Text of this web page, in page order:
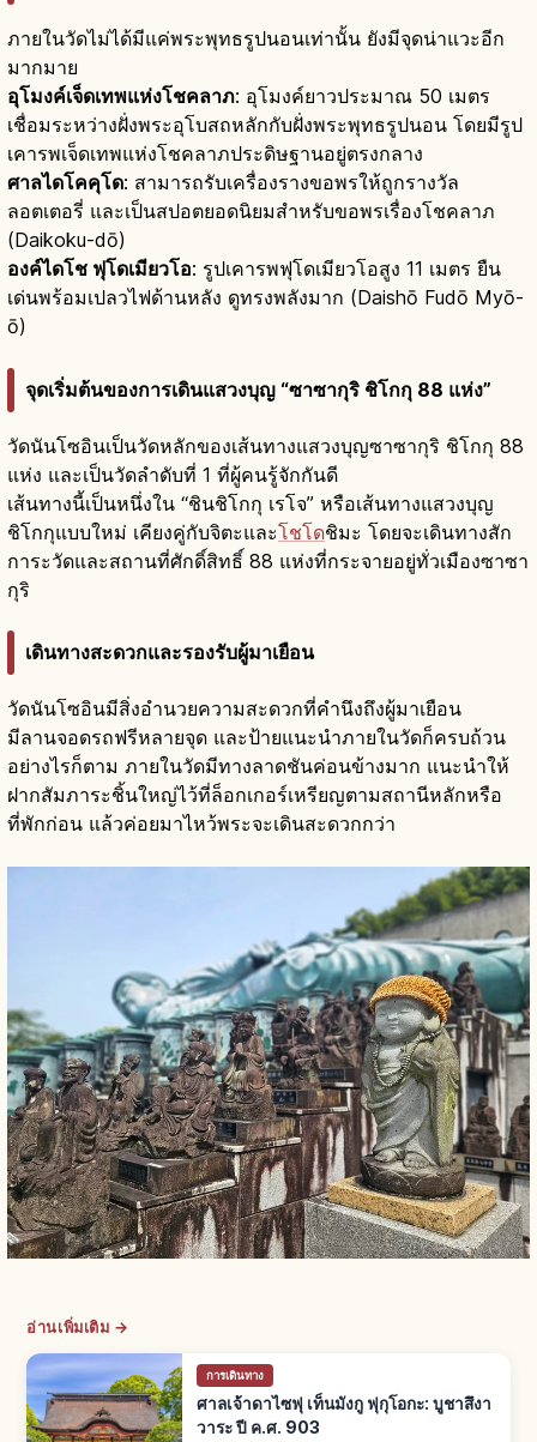
ภายในวัดไม่ได้มีแค่พระพุทธรูปนอนเท่านั้น ยังมีจุดน่าแวะอีก
มากมาย
อุโมงค์เจ็ดเทพแห่งโชคลาภ: อุโมงค์ยาวประมาณ 50 เมตร
เชื่อมระหว่างฝั่งพระอุโบสถหลักกับฝั่งพระพุทธรูปนอน โดยมีรูป
เคารพเจ็ดเทพแห่งโชคลาภประดิษฐานอยู่ตรงกลาง
ศาลไดโคคุโด: สามารถรับเครื่องรางขอพรให้ถูกรางวัล
ลอตเตอรี่ และเป็นสปอตยอดนิยมสำหรับขอพรเรื่องโชคลาภ
(Daikoku-dō)
องค์ไดโช ฟุโดเมียวโอ: รูปเคารพฟุโดเมียวโอสูง 11 เมตร ยืน
เด่นพร้อมเปลวไฟด้านหลัง ดูทรงพลังมาก (Daishō Fudō Myō-
ō)
จุดเริ่มต้นของการเดินแสวงบุญ “ซาซากุริ ชิโกกุ 88 แห่ง”
วัดนันโซอินเป็นวัดหลักของเส้นทางแสวงบุญซาซากุริ ชิโกกุ 88
แห่ง และเป็นวัดลำดับที่ 1 ที่ผู้คนรู้จักกันดี
เส้นทางนี้เป็นหนึ่งใน “ชินชิโกกุ เรโจ” หรือเส้นทางแสวงบุญ
ชิโกกุแบบใหม่ เคียงคู่กับจิตะและโชโดชิมะ โดยจะเดินทางสัก
การะวัดและสถานที่ศักดิ์สิทธิ์ 88 แห่งที่กระจายอยู่ทั่วเมืองซาซา
กุริ
เดินทางสะดวกและรองรับผู้มาเยือน
วัดนันโซอินมีสิ่งอำนวยความสะดวกที่คำนึงถึงผู้มาเยือน
มีลานจอดรถฟรีหลายจุด และป้ายแนะนำภายในวัดก็ครบถ้วน
อย่างไรก็ตาม ภายในวัดมีทางลาดชันค่อนข้างมาก แนะนำให้
ฝากสัมภาระชิ้นใหญ่ไว้ที่ล็อกเกอร์เหรียญตามสถานีหลักหรือ
ที่พักก่อน แล้วค่อยมาไหว้พระจะเดินสะดวกกว่า
อ่านเพิ่มเติม →
การเดินทาง
ศาลเจ้าดาไซฟุ เท็นมังกู ฟุกุโอกะ: บูชาสึงา
วาระ ปี ค.ศ. 903